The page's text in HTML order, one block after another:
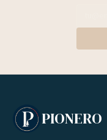
PIONERO